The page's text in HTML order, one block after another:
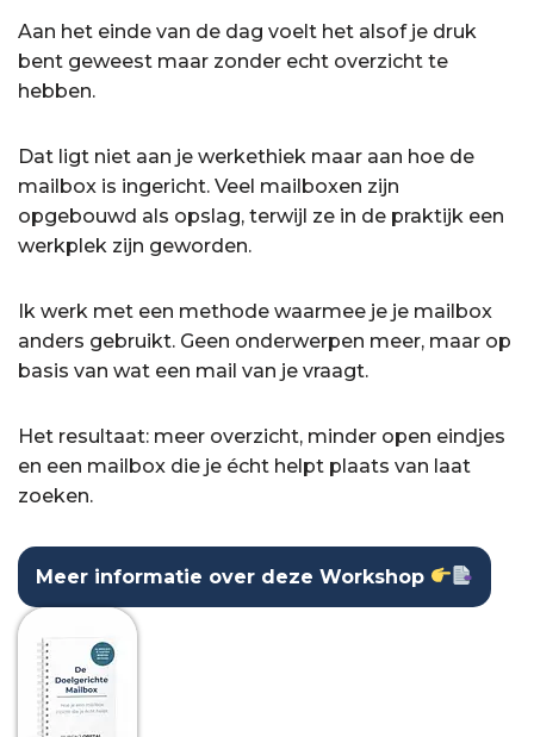
Aan het einde van de dag voelt het alsof je druk
bent geweest maar zonder echt overzicht te
hebben.
Dat ligt niet aan je werkethiek maar aan hoe de
mailbox is ingericht. Veel mailboxen zijn
opgebouwd als opslag, terwijl ze in de praktijk een
werkplek zijn geworden.
Ik werk met een methode waarmee je je mailbox
anders gebruikt. Geen onderwerpen meer, maar op
basis van wat een mail van je vraagt.
Het resultaat: meer overzicht, minder open eindjes
en een mailbox die je écht helpt plaats van laat
zoeken.
Meer informatie over deze Workshop